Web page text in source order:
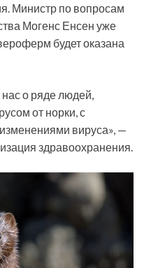
Министр по вопросам
Могенс Енсен уже
будет оказана
о ряде людей,
от норки, с
вируса», —
здравоохранения.